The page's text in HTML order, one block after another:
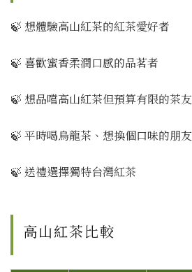
🍃 想體驗高山紅茶的紅茶愛好者
🍃 喜歡蜜香柔潤口感的品茗者
🍃 想品嚐高山紅茶但預算有限的茶友
🍃 平時喝烏龍茶、想換個口味的朋友
🍃 送禮選擇獨特台灣紅茶
高山紅茶比較